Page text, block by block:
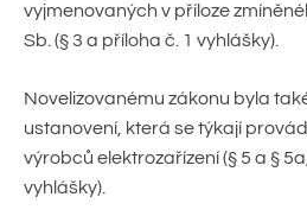
vyjmenovaných v příloze
Sb. (§ 3 a příloha č. 1 vyhlášky).
Novelizovanému zákonu byla
ustanovení, která se týkají
výrobců elektrozařízení (§ 5 a §
vyhlášky).